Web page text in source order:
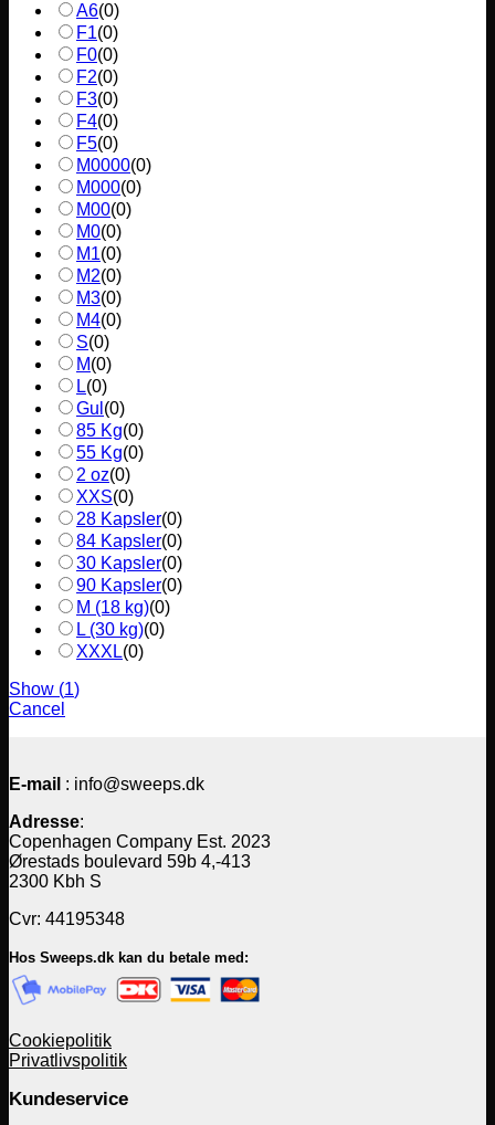
A6(0)
F1(0)
F0(0)
F2(0)
F3(0)
F4(0)
F5(0)
M0000(0)
M000(0)
M00(0)
M0(0)
M1(0)
M2(0)
M3(0)
M4(0)
S(0)
M(0)
L(0)
Gul (0)
85 Kg(0)
55 Kg(0)
2 oz(0)
XXS(0)
28 Kapsler(0)
84 Kapsler(0)
30 Kapsler(0)
90 Kapsler(0)
M (18 kg)(0)
L (30 kg)(0)
XXXL(0)
Show (1)
Cancel
E-mail : info@sweeps.dk
Adresse:
Copenhagen Company Est. 2023
Ørestads boulevard 59b 4,-413
2300 Kbh S
Cvr: 44195348
Hos Sweeps.dk kan du betale med:
Cookiepolitik
Privatlivspolitik
Kundeservice